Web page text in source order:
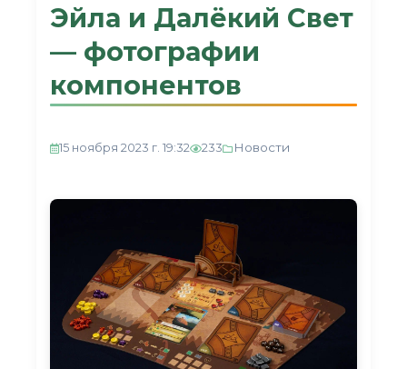
Эйла и Далёкий Свет
— фотографии
компонентов
15 ноября 2023 г. 19:32 233 Новости